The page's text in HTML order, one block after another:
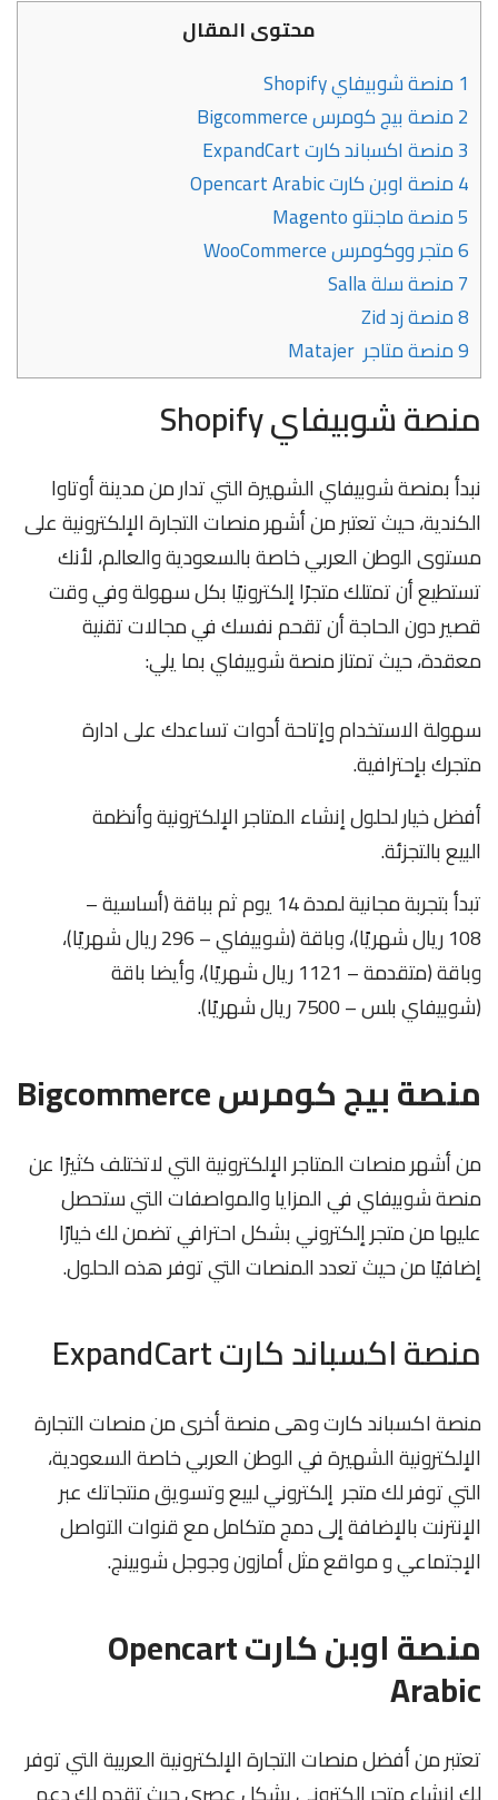
محتوى المقال
1 منصة شوبيفاي Shopify
2منصة بيج كومرس Bigcommerce
3منصة اكسباند كارت ExpandCart
4منصة اوبن كارت Opencart Arabic
5منصة ماجنتو Magento
6متجر ووكومرس WooCommerce
7منصة سلة Salla
8منصة زد Zid
9منصة متاجر Matajer
منصة شوبيفاي Shopify
نبدأ بمنصة شوبيفاي الشهيرة التي تدار من مدينة أوتاوا
الكندية، حيث تعتبر من أشهر منصات التجارة الإلكترونية على
مستوى الوطن العربي خاصة بالسعودية والعالم، لأنك
تستطيع أن تمتلك متجرًا إلكترونيًا بكل سهولة وفي وقت
قصير دون الحاجة أن تقحم نفسك في مجالات تقنية
معقدة، حيث تمتاز منصة شوبيفاي بما يلي:
سهولة الاستخدام وإتاحة أدوات تساعدك على ادارة
متجرك بإحترافية.
أفضل خيار لحلول إنشاء المتاجر الإلكترونية وأنظمة
البيع بالتجزئة.
تبدأ بتجربة مجانية لمدة 14 يوم ثم بباقة (أساسية –
108 ريال شهريًا)، وباقة (شوبيفاي – 296 ريال شهريًا)،
وباقة (متقدمة – 1121 ريال شهريًا)، وأيضا باقة
(شوبيفاي بلس – 7500 ريال شهريًا).
منصة بيج كومرس Bigcommerce
من أشهر منصات المتاجر الإلكترونية التي لاتختلف كثيرًا عن
منصة شوبيفاي في المزايا والمواصفات التي ستحصل
عليها من متجر إلكتروني بشكل احترافي تضمن لك خيارًا
إضافيًا من حيث تعدد المنصات التي توفر هذه الحلول.
منصة اكسباند كارت ExpandCart
منصة اكسباند كارت وهى منصة أخرى من منصات التجارة
الإلكترونية الشهيرة في الوطن العربي خاصة السعودية،
التي توفر لك متجر إلكتروني لبيع وتسويق منتجاتك عبر
الإنترنت بالإضافة إلى دمج متكامل مع قنوات التواصل
الإجتماعي و مواقع مثل أمازون وجوجل شوبينج.
منصة اوبن كارت Opencart
Arabic
تعتبر من أفضل منصات التجارة الإلكترونية العربية التي توفر